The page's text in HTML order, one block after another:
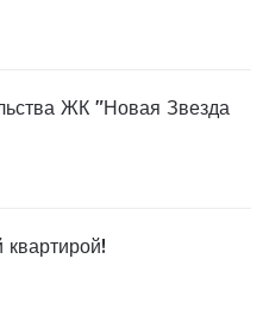
ЖК "Новая Звезда
квартирой!